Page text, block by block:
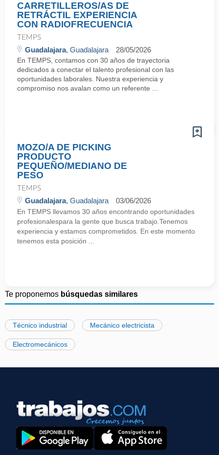
CARRETILLEROS/AS DE
RETRÁCTIL EXPERIENCIA
CON RADIOFRECUENCIA
TEMPS
Guadalajara, Guadalajara 28/05/2026
En TEMPS, contamos con 30 años de trayectoria
dedicados a conectar el talento profesional con las
oportunidades laborales. Nuestra experiencia y
compromiso nos avalan como un referente ...
MOZO/A DE PICKING
PRODUCTO
PEQUEÑO/MEDIANO DE
PESO
TEMPS
Guadalajara, Guadalajara 03/06/2026
En TEMPS llevamos 30 años encontrando oportunidades
profesionalespara la gente que busca trabajo.Tenemos
experiencia y estamos comprometidos. En este momento
tenemos esta posición ...
Te proponemos búsquedas similares
Técnico industrial Mecánico electricista
Electromecánicos